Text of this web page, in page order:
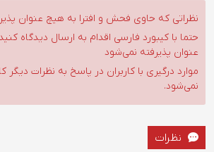
نظراتی که حاوی فحش و افترا به هیچ عنوان
حتما با کیبورد فارسی اقدام به ارسال دیدگاه
عنوان پذیرفته نمی‌شود
موارد درگیری با کاربران در پاسخ به نظرات دیگر
نمی‌شود.
نظرات